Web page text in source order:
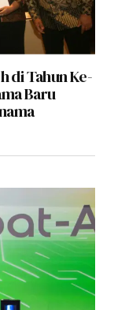
di Tahun Ke-
Baru